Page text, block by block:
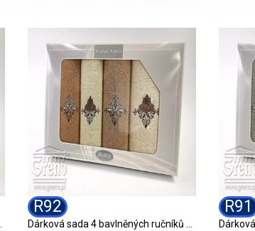
GIFT
R92
Dárková sada 4 bavlněných ručníků R92 GIFT
R91